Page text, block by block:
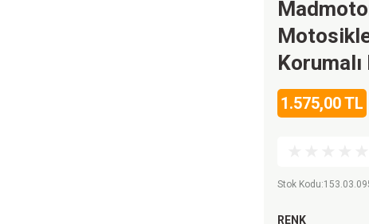
1.575,00 TL
Stok Kodu:
RENK